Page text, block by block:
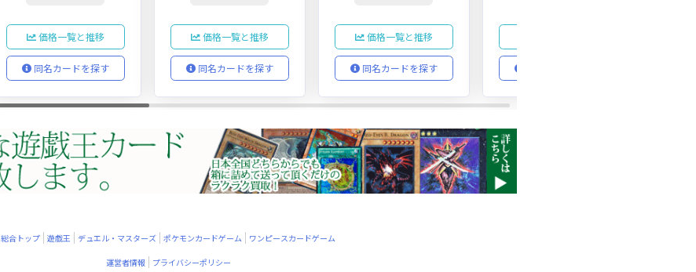
価格一覧と推移
同名カードを探す
価格一覧と推移
同名カードを探す
価格一覧と推移
同名カードを探す
総合トップ 遊戯王 デュエル・マスターズ ポケモンカードゲーム ワンピースカードゲーム
運営者情報 プライバシーポリシー